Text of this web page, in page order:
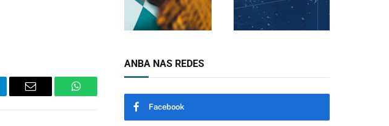
Email WhatsApp
ANBA NAS REDES
Facebook